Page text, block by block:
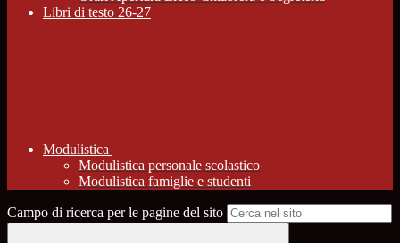
Libri di testo 26-27
Modulistica
Modulistica personale scolastico
Modulistica famiglie e studenti
Campo di ricerca per le pagine del sito